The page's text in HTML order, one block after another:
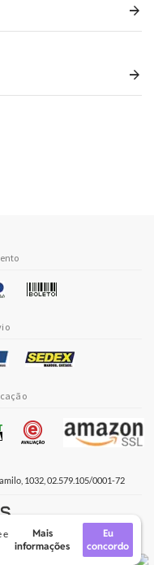
e
Mais
informações
Eu
concordo
1032, 02.579.105/0001-72
de e-commerce do Brasil.